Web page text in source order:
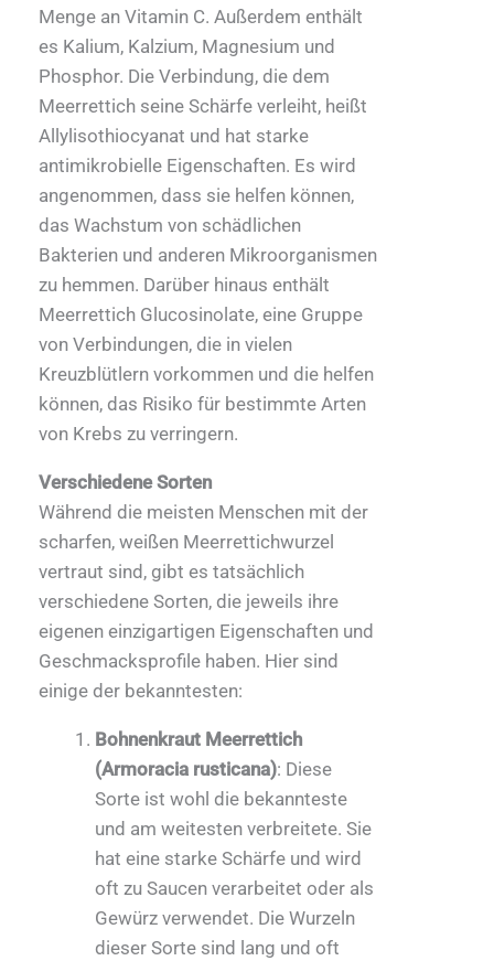
Menge an Vitamin C. Außerdem enthält
es Kalium, Kalzium, Magnesium und
Phosphor. Die Verbindung, die dem
Meerrettich seine Schärfe verleiht, heißt
Allylisothiocyanat und hat starke
antimikrobielle Eigenschaften. Es wird
angenommen, dass sie helfen können,
das Wachstum von schädlichen
Bakterien und anderen Mikroorganismen
zu hemmen. Darüber hinaus enthält
Meerrettich Glucosinolate, eine Gruppe
von Verbindungen, die in vielen
Kreuzblütlern vorkommen und die helfen
können, das Risiko für bestimmte Arten
von Krebs zu verringern.
Verschiedene Sorten
Während die meisten Menschen mit der
scharfen, weißen Meerrettichwurzel
vertraut sind, gibt es tatsächlich
verschiedene Sorten, die jeweils ihre
eigenen einzigartigen Eigenschaften und
Geschmacksprofile haben. Hier sind
einige der bekanntesten:
Bohnenkraut Meerrettich
(Armoracia rusticana): Diese
Sorte ist wohl die bekannteste
und am weitesten verbreitete. Sie
hat eine starke Schärfe und wird
oft zu Saucen verarbeitet oder als
Gewürz verwendet. Die Wurzeln
dieser Sorte sind lang und oft